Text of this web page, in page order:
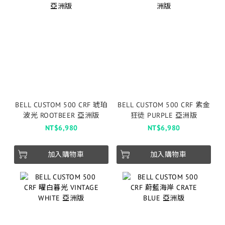
BELL CUSTOM 500 CRF 琥珀
波光 ROOTBEER 亞洲版
NT$6,980
加入購物車
BELL CUSTOM 500 CRF 紫金
狂徒 PURPLE 亞洲版
NT$6,980
加入購物車